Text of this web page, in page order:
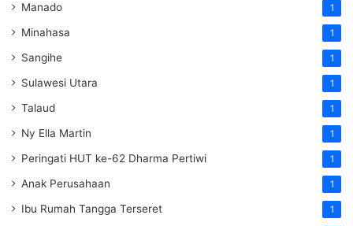
Manado 1
Minahasa 1
Sangihe 1
Sulawesi Utara 1
Talaud 1
Ny Ella Martin 1
Peringati HUT ke-62 Dharma Pertiwi 1
Anak Perusahaan 1
Ibu Rumah Tangga Terseret 1